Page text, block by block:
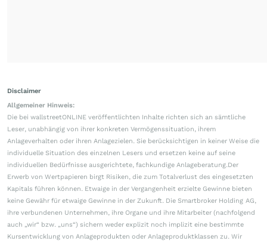
Disclaimer
Allgemeiner Hinweis:
Die bei wallstreetONLINE veröffentlichten Inhalte richten sich an sämtliche
Leser, unabhängig von ihrer konkreten Vermögenssituation, ihrem
Anlageverhalten oder ihren Anlagezielen. Sie berücksichtigen in keiner Weise die
individuelle Situation des einzelnen Lesers und ersetzen keine auf seine
individuellen Bedürfnisse ausgerichtete, fachkundige Anlageberatung.Der
Erwerb von Wertpapieren birgt Risiken, die zum Totalverlust des eingesetzten
Kapitals führen können. Etwaige in der Vergangenheit erzielte Gewinne bieten
keine Gewähr für etwaige Gewinne in der Zukunft. Die Smartbroker Holding AG,
ihre verbundenen Unternehmen, ihre Organe und ihre Mitarbeiter (nachfolgend
auch „wir“ bzw. „uns“) sichern weder explizit noch implizit eine bestimmte
Kursentwicklung von Anlageprodukten oder Anlageproduktklassen zu. Wir